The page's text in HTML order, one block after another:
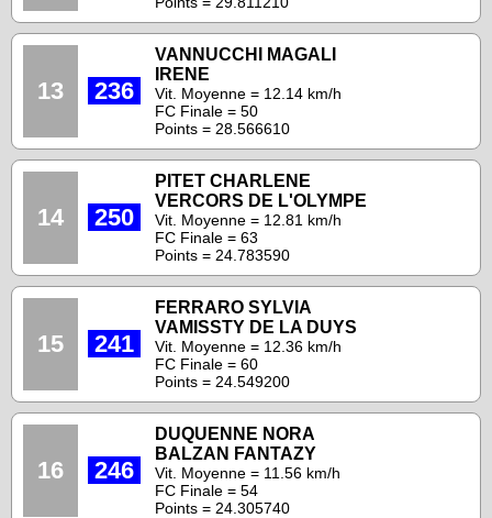
13 236
VANNUCCHI MAGALI
IRENE
Vit. Moyenne = 12.14 km/h
FC Finale = 50
Points = 28.566610
14 250
PITET CHARLENE
VERCORS DE L'OLYMPE
Vit. Moyenne = 12.81 km/h
FC Finale = 63
Points = 24.783590
15 241
FERRARO SYLVIA
VAMISSTY DE LA DUYS
Vit. Moyenne = 12.36 km/h
FC Finale = 60
Points = 24.549200
16 246
DUQUENNE NORA
BALZAN FANTAZY
Vit. Moyenne = 11.56 km/h
FC Finale = 54
Points = 24.305740